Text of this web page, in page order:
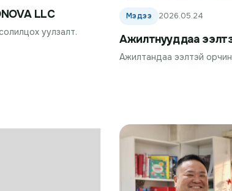
LLC
уулзалт.
Мэдээ 2026.05.24
Ажилтнууддаа
Ажилтандаа ээлтэй